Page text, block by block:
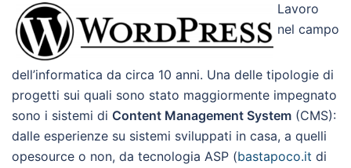
Lavoro
nel campo
dell’informatica da circa 10 anni. Una delle tipologie di
progetti sui quali sono stato maggiormente impegnato
sono i sistemi di Content Management System (CMS):
dalle esperienze su sistemi sviluppati in casa, a quelli
opesource o non, da tecnologia ASP (bastapoco.it di